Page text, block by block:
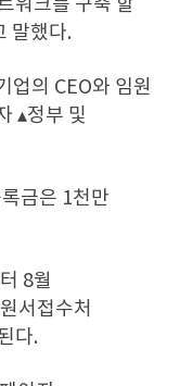
말했다.
업의 CEO와 임원
▴정부 및
금은 1천만
8월
서접수처
다.